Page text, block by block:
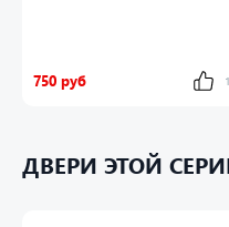
750 руб 1
ДВЕРИ ЭТОЙ